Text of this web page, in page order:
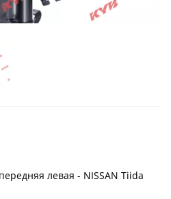
левая - NISSAN Tiida